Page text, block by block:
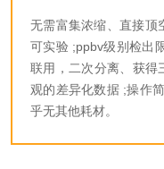
无需富集浓缩、直接顶
可实验 ;ppbv级别检出限
联用，二次分离、
观的差异化数据 ;操作简
乎无其他耗材。